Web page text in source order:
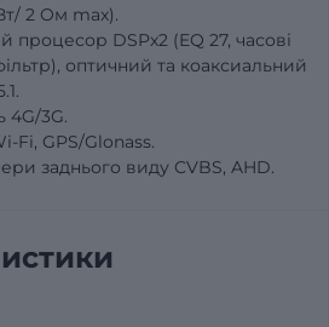
2 Oм max).
DSPх2 (EQ 27, часові
оптичний та коаксиальний
4G/3G.
Fi, GPS/Glonass.
заднього виду CVBS, AHD.